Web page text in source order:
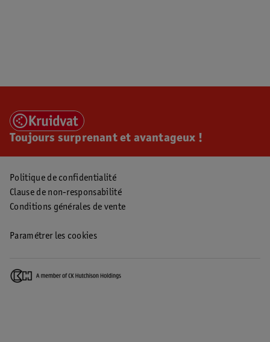
Toujours surprenant et avantageux !
Politique de confidentialité
Clause de non-responsabilité
Conditions générales de vente
Paramétrer les cookies